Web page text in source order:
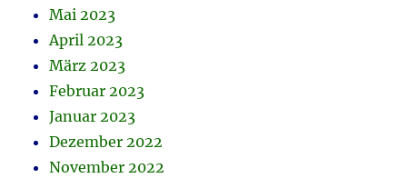
Mai 2023
April 2023
März 2023
Februar 2023
Januar 2023
Dezember 2022
November 2022